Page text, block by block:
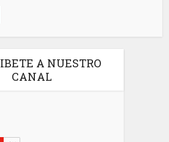
A NUESTRO
CANAL